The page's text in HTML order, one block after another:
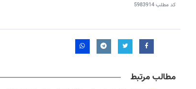
کد مطلب5983914
مطالب مرتبط
روزنامه‌های اقتصادی یکشنبه ۱۸ مرداد ۱۴۰۵